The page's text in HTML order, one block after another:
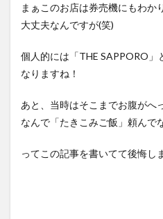
まぁこのお店は券売機にもわか
大丈夫なんですが(笑)
個人的には「THE SAPPORO」
なりますね！
あと、当時はそこまでお腹がへ
なんで「たきこみご飯」頼んで
ってこの記事を書いてて後悔し